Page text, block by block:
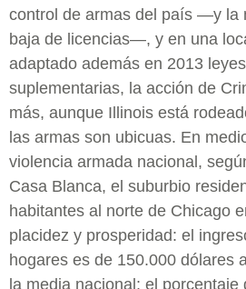
control de armas del país —y la
baja de licencias—, y en una
adaptado además en 2013
suplementarias, la acción de
más, aunque Illinois está
las armas son ubicuas. En
violencia armada nacional,
Casa Blanca, el suburbio
habitantes al norte de Chicago
placidez y prosperidad: el
hogares es de 150.000 dólares
la media nacional; el